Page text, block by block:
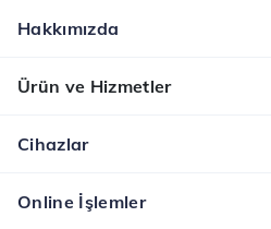
Hakkımızda
Ürün ve Hizmetler
Cihazlar
Online İşlemler